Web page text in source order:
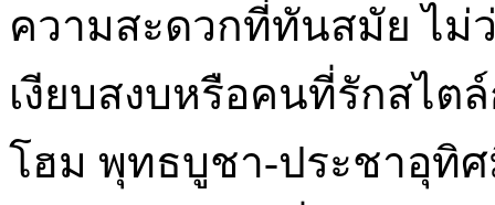
ความสะดวกที่ทันสมัย ไม่
เงียบสงบหรือคนที่รักสไต
โฮม พุทธบูชา-ประชาอุทิ